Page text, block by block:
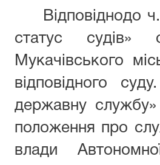
Відповіднодо
статус судів»
Мукачівського
відповідного
державну
положення про
влади